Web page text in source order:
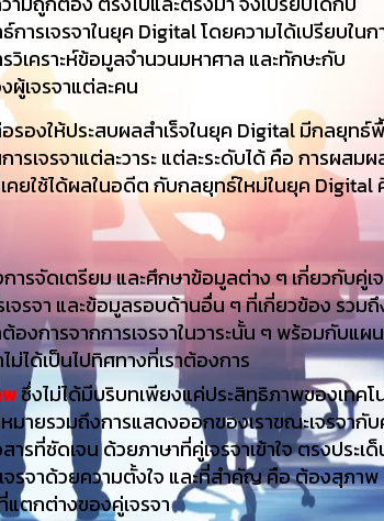
ารเจรจาในยุค Digital โดยความได้เปรียบในก
วิเคราะห์ข้อมูลจำนวนมหาศาล และทักษะกับ
ผู้เจรจาแต่ละคน
อรองให้ประสบผลสำเร็จในยุค Digital มีกลยุทธ์
ารเจรจาแต่ละวาระ แต่ละระดับได้ คือ การผสม
คยใช้ได้ผลในอดีต กับกลยุทธ์ใหม่ในยุค Digital
ารจัดเตรียม และศึกษาข้อมูลต่าง ๆ เกี่ยวกับคู่เ
จรจา และข้อมูลรอบด้านอื่น ๆ ที่เกี่ยวข้อง รวมถึ
องการจากการเจรจาในวาระนั้น ๆ พร้อมกับแผน
ม่ได้เป็นไปทิศทางที่เราต้องการ
พซึ่งไม่ได้มีบริบทเพียงแค่ประสิทธิภาพของเทคโ
มายรวมถึงการแสดงออกของเราขณะเจรจากั
ารที่ชัดเจน ด้วยภาษาที่คู่เจรจาเข้าใจ ตรงประเ
รจาด้วยความตั้งใจ และที่สำคัญ คือ ต้องสุภาพ
ตกต่างของคู่เจรจา